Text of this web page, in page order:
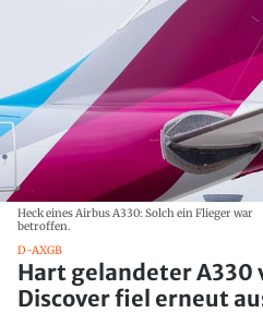
Heck eines Airbus A330: Solch ein Flieger war
betroffen.
D-AXGB
Hart gelandeter A330
Discover fiel erneut